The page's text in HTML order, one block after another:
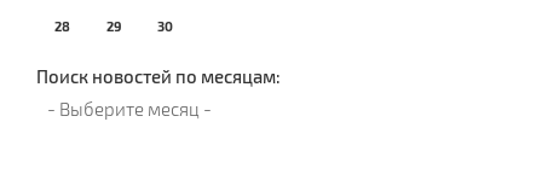
28 29 30
Поиск новостей по месяцам: